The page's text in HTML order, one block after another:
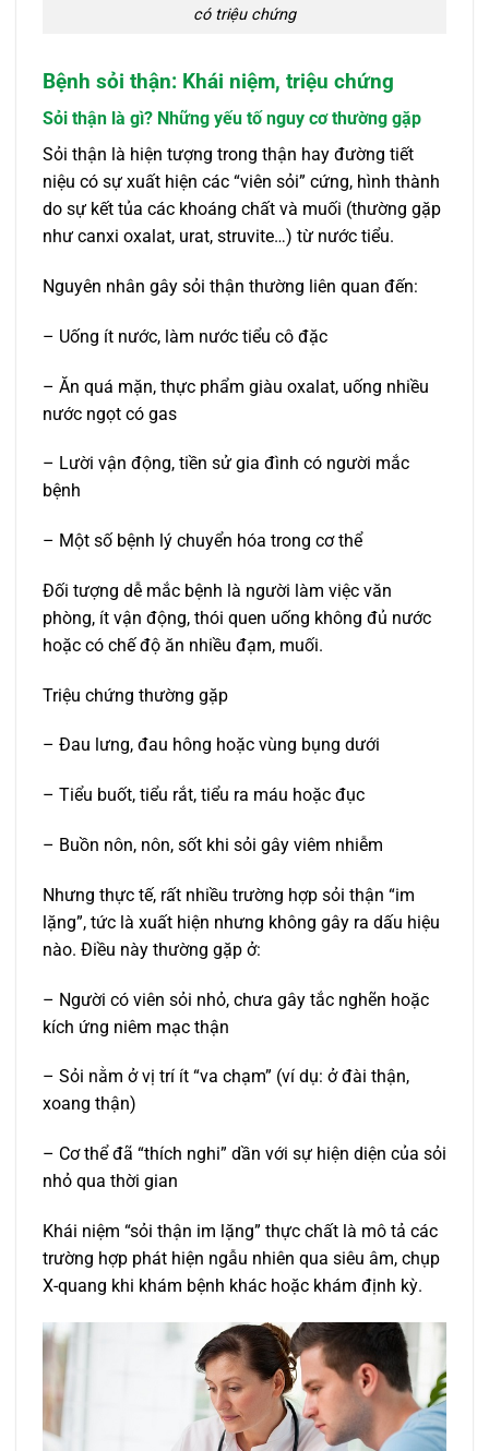
có triệu chứng
Bệnh sỏi thận: Khái niệm, triệu chứng
Sỏi thận là gì? Những yếu tố nguy cơ thường gặp
Sỏi thận là hiện tượng trong thận hay đường tiết
niệu có sự xuất hiện các “viên sỏi” cứng, hình thành
do sự kết tủa các khoáng chất và muối (thường gặp
như canxi oxalat, urat, struvite…) từ nước tiểu.
Nguyên nhân gây sỏi thận thường liên quan đến:
– Uống ít nước, làm nước tiểu cô đặc
– Ăn quá mặn, thực phẩm giàu oxalat, uống nhiều
nước ngọt có gas
– Lười vận động, tiền sử gia đình có người mắc
bệnh
– Một số bệnh lý chuyển hóa trong cơ thể
Đối tượng dễ mắc bệnh là người làm việc văn
phòng, ít vận động, thói quen uống không đủ nước
hoặc có chế độ ăn nhiều đạm, muối.
Triệu chứng thường gặp
– Đau lưng, đau hông hoặc vùng bụng dưới
– Tiểu buốt, tiểu rắt, tiểu ra máu hoặc đục
– Buồn nôn, nôn, sốt khi sỏi gây viêm nhiễm
Nhưng thực tế, rất nhiều trường hợp sỏi thận “im
lặng”, tức là xuất hiện nhưng không gây ra dấu hiệu
nào. Điều này thường gặp ở:
– Người có viên sỏi nhỏ, chưa gây tắc nghẽn hoặc
kích ứng niêm mạc thận
– Sỏi nằm ở vị trí ít “va chạm” (ví dụ: ở đài thận,
xoang thận)
– Cơ thể đã “thích nghi” dần với sự hiện diện của sỏi
nhỏ qua thời gian
Khái niệm “sỏi thận im lặng” thực chất là mô tả các
trường hợp phát hiện ngẫu nhiên qua siêu âm, chụp
X-quang khi khám bệnh khác hoặc khám định kỳ.